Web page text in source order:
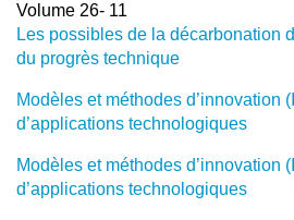
Volume 26- 11
Les possibles de la décarbonation
du progrès technique
Modèles et méthodes d’innovation
d’applications technologiques
Modèles et méthodes d’innovation
d’applications technologiques